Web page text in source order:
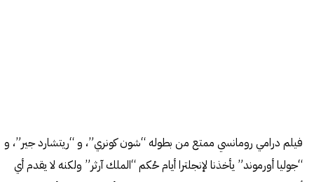
فيلم درامي رومانسي ممتع من بطوله “شون كونري”، و “ريتشارد جير”، و
“جوليا أورموند” يأخذنا لإنجلترا أيام حُكم “الملك آرثر” ولكنه لا يقدم أي